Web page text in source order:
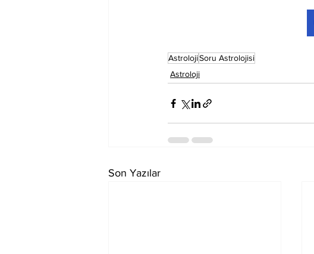
AstrolojiSoru Astrolojisi
Astroloji
Son Yazılar